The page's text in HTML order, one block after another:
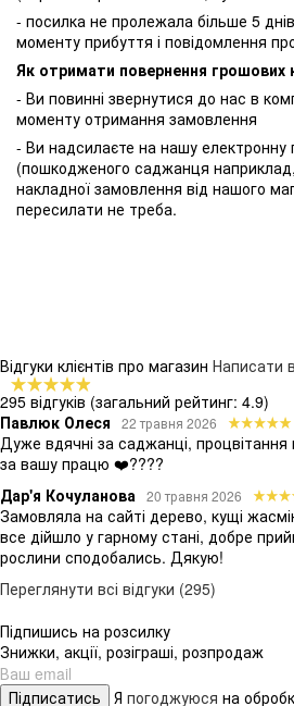
- посилка не пролежала більше 5
моменту прибуття і повідомлення
Як отримати повернення грошових
- Ви повинні звернутися до нас в
моменту отримання замовлення
- Ви надсилаєте на нашу
(пошкодженого саджанця
накладної замовлення від нашого
пересилати не треба.
Відгуки клієнтів про магазин Написати
295 відгуків (загальний рейтинг: 4.9)
Павлюк Олеся
22 травня 2026
Дуже вдячні за саджанці,
за вашу працю ❤️????
Дар'я Кочуланова
20 травня 2026
Замовляла на сайті дерево, кущі
все дійшло у гарному стані, добре
рослини сподобались. Дякую!
Переглянути всі відгуки (295)
Підпишись на розсилку
Знижки, акції, розіграші, розпродаж
Підписатись Я погоджуюся на